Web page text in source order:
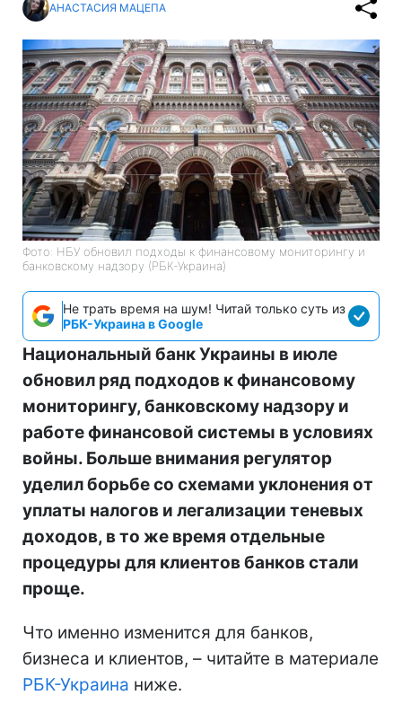
АНАСТАСИЯ МАЦЕПА
Фото: НБУ обновил подходы к финансовому мониторингу и
банковскому надзору (РБК-Украина)
Не трать время на шум! Читай только суть из
РБК-Украина в Google
Национальный банк Украины в июле
обновил ряд подходов к финансовому
мониторингу, банковскому надзору и
работе финансовой системы в условиях
войны. Больше внимания регулятор
уделил борьбе со схемами уклонения от
уплаты налогов и легализации теневых
доходов, в то же время отдельные
процедуры для клиентов банков стали
проще.
Что именно изменится для банков,
бизнеса и клиентов, – читайте в материале
РБК-Украина ниже.